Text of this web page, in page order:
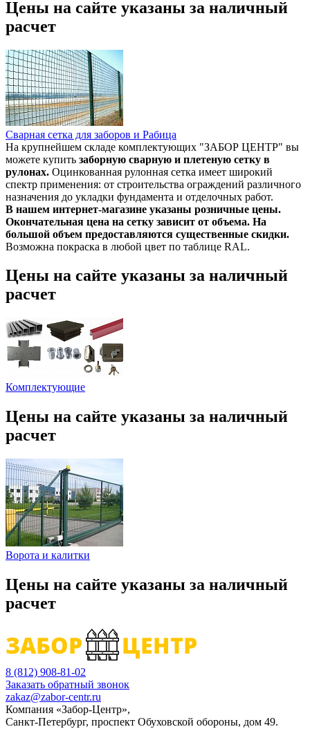
Цены на сайте указаны за наличный
расчет
Сварная сетка для заборов и Рабица
На крупнейшем складе комплектующих "ЗАБОР ЦЕНТР" вы
можете купить заборную сварную и плетеную сетку в
рулонах. Оцинкованная рулонная сетка имеет широкий
спектр применения: от строительства ограждений различного
назначения до укладки фундамента и отделочных работ.
В нашем интернет-магазине указаны розничные цены.
Окончательная цена на сетку зависит от объема. На
большой объем предоставляются существенные скидки.
Возможна покраска в любой цвет по таблице RAL.
Цены на сайте указаны за наличный
расчет
Комплектующие
Цены на сайте указаны за наличный
расчет
Ворота и калитки
Цены на сайте указаны за наличный
расчет
8 (812) 908-81-02
Заказать обратный звонок
zakaz@zabor-centr.ru
Компания «Забор-Центр»,
Санкт-Петербург, проспект Обуховской обороны, дом 49.